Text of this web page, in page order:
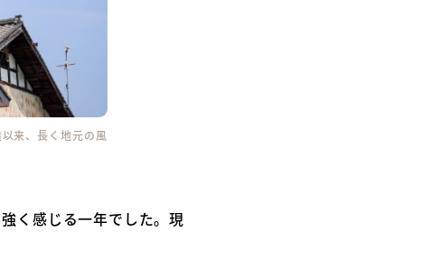
来、長く地元の風
く感じる一年でした。現